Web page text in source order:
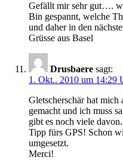
Gefällt mir sehr gut….
Bin gespannt, welche
und daher in den
Grüsse aus Basel
Drusbaere sagt:
1. Okt.. 2010 um 14:29
Gletscherschär hat mich
gemacht und ich muss
gibt es noch viele
Tipp fürs GPS! Schon
umgesetzt.
Merci!